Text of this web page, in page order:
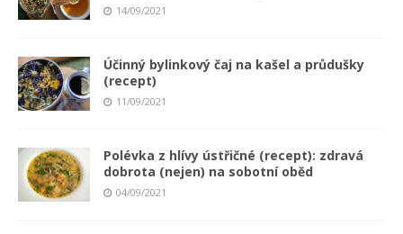
14/09/2021
Účinný bylinkový čaj na kašel a průdušky
(recept)
11/09/2021
Polévka z hlívy ústřičné (recept): zdravá
dobrota (nejen) na sobotní oběd
04/09/2021